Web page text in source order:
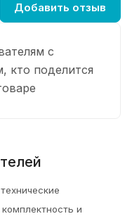
с
кто поделится
Добавить отзыв
и